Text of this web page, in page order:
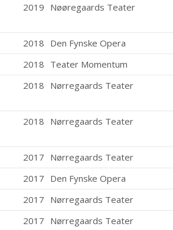
2019 Nøøregaards Teater
2018 Den Fynske Opera
2018 Teater Momentum
2018 Nørregaards Teater
2018 Nørregaards Teater
2017 Nørregaards Teater
2017 Den Fynske Opera
2017 Nørregaards Teater
2017 Nørregaards Teater